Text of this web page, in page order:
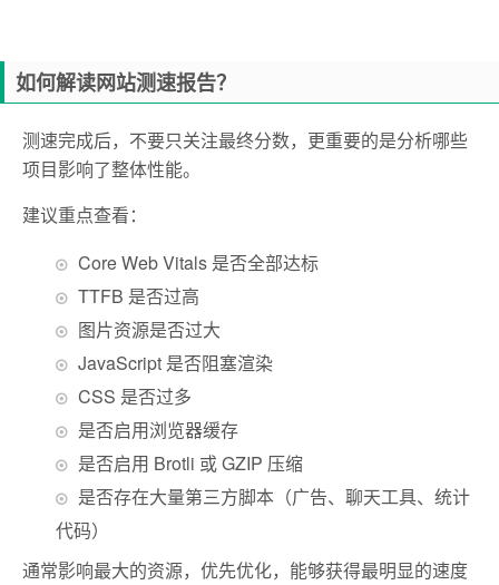
如何解读网站测速报告？
测速完成后，不要只关注最终分数，更重要的是分析哪些
项目影响了整体性能。
建议重点查看：
Core Web Vitals 是否全部达标
TTFB 是否过高
图片资源是否过大
JavaScript 是否阻塞渲染
CSS 是否过多
是否启用浏览器缓存
是否启用 Brotli 或 GZIP 压缩
是否存在大量第三方脚本（广告、聊天工具、统计
代码）
通常影响最大的资源，优先优化，能够获得最明显的速度